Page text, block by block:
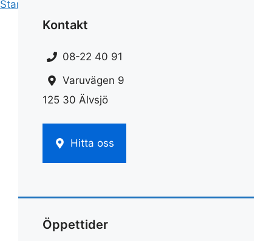
Start
Kontakt
08-22 40 91
Varuvägen 9
125 30 Älvsjö
Hitta oss
Öppettider